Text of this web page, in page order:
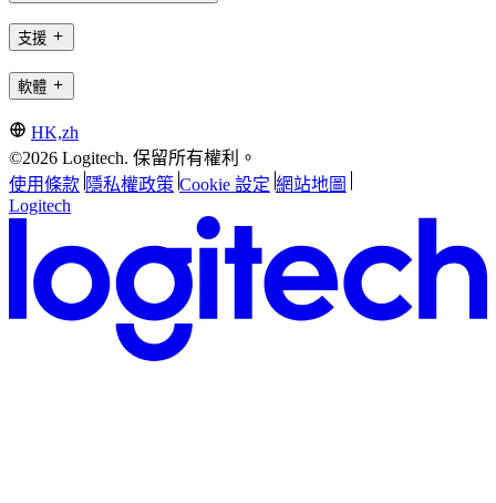
支援
軟體
HK,zh
©2026 Logitech. 保留所有權利。
使用條款 隱私權政策 Cookie 設定 網站地圖
Logitech